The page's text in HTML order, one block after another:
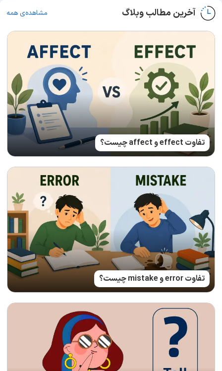
آخرین مطالب وبلاگ مشاهده‌ی همه
تفاوت effect و affect چیست؟
تفاوت error و mistake چیست؟